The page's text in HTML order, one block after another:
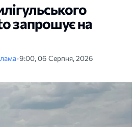
запрошує на
•9:00, 06 Серпня, 2026